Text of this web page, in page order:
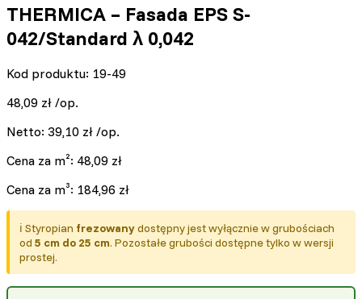
THERMICA – Fasada EPS S-
042/Standard λ 0,042
Kod produktu: 19-49
48,09 zł /op.
Netto: 39,10 zł /op.
Cena za m²: 48,09 zł
Cena za m³: 184,96 zł
ℹ️ Styropian frezowanydostępny jest wyłącznie w grubościach
od 5 cm do 25 cm. Pozostałe grubości dostępne tylko w wersji
prostej.